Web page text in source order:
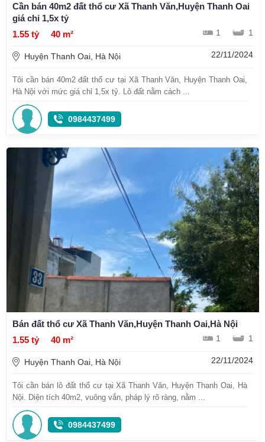
Cần bán 40m2 đất thổ cư Xã Thanh Văn,Huyện Thanh Oai
giá chỉ 1,5x tỷ
1.55 tỷ
40 m² 1 1
Huyện Thanh Oai, Hà Nội 22/11/2024
Tôi cần bán 40m2 đất thổ cư tại Xã Thanh Văn, Huyện Thanh Oai,
Hà Nội với mức giá chỉ 1,5x tỷ. Lô đất nằm cách ...
0984437499
Bán đất thổ cư Xã Thanh Văn,Huyện Thanh Oai,Hà Nội
1.55 tỷ
40 m² 1 1
Huyện Thanh Oai, Hà Nội 22/11/2024
Tôi cần bán lô đất thổ cư tại Xã Thanh Văn, Huyện Thanh Oai, Hà
Nội. Diện tích 40m2, vuông vắn, pháp lý rõ ràng, nằm ...
0984437499